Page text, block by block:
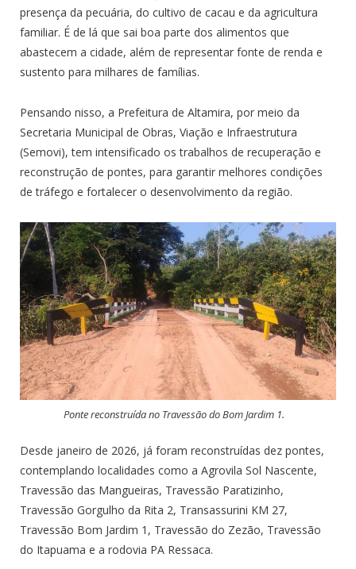
presença da pecuária, do cultivo de cacau e da agricultura
familiar. É de lá que sai boa parte dos alimentos que
abastecem a cidade, além de representar fonte de renda e
sustento para milhares de famílias.
Pensando nisso, a Prefeitura de Altamira, por meio da
Secretaria Municipal de Obras, Viação e Infraestrutura
(Semovi), tem intensificado os trabalhos de recuperação e
reconstrução de pontes, para garantir melhores condições
de tráfego e fortalecer o desenvolvimento da região.
Ponte reconstruída no Travessão do Bom Jardim 1.
Desde janeiro de 2026, já foram reconstruídas dez pontes,
contemplando localidades como a Agrovila Sol Nascente,
Travessão das Mangueiras, Travessão Paratizinho,
Travessão Gorgulho da Rita 2, Transassurini KM 27,
Travessão Bom Jardim 1, Travessão do Zezão, Travessão
do Itapuama e a rodovia PA Ressaca.